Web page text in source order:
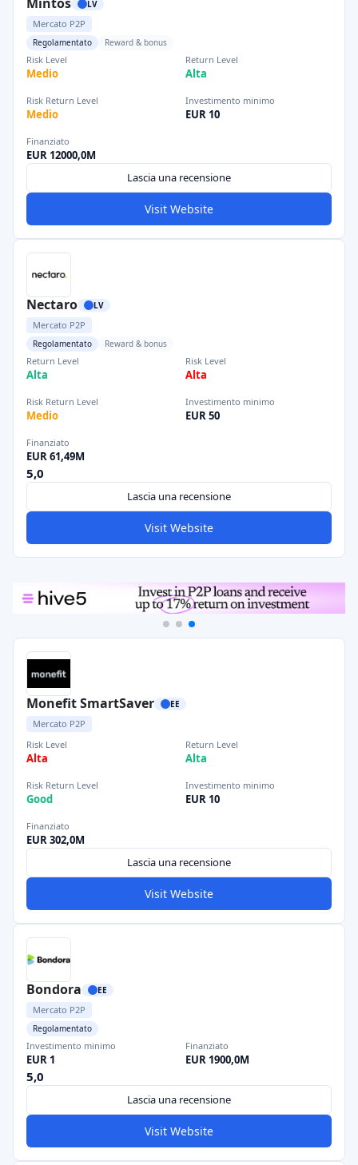
LV
Mercato P2P
Regolamentato Reward & bonus
Risk Level
Medio
Return Level
Alta
Risk Return Level
Medio
Investimento minimo
EUR 10
Finanziato
EUR 12000,0M
Lascia una recensione
Visit Website
Nectaro LV
Mercato P2P
Regolamentato Reward & bonus
Return Level
Alta
Risk Level
Alta
Risk Return Level
Medio
Investimento minimo
EUR 50
Finanziato
EUR 61,49M
5,0
Lascia una recensione
Visit Website
Monefit SmartSaver EE
Mercato P2P
Risk Level
Alta
Return Level
Alta
Risk Return Level
Good
Investimento minimo
EUR 10
Finanziato
EUR 302,0M
Lascia una recensione
Visit Website
Bondora EE
Mercato P2P
Regolamentato
Investimento minimo
EUR 1
Finanziato
EUR 1900,0M
5,0
Lascia una recensione
Visit Website